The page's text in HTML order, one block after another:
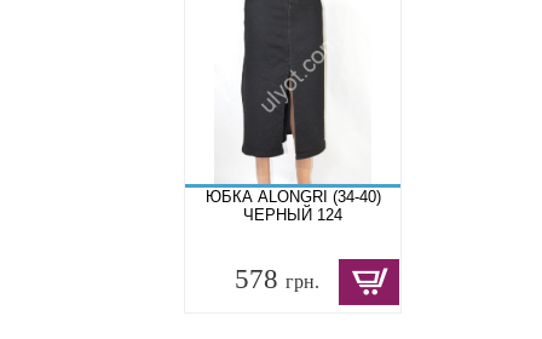
ЮБКА ALONGRI (34-40)
ЧЕРНЫЙ 124
578 грн.